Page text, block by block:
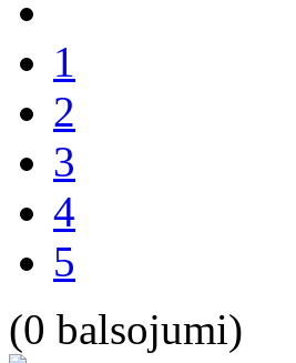
1
2
3
4
5
(0 balsojumi)